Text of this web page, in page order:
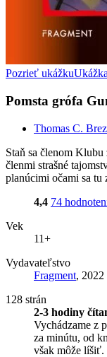
Pozrieť ukážkuUkážka
Pomsta grófa
Thomas C.
Staň sa členom
členmi strašné
planúcimi očami sa tu
4,4 74
Vek
11+
Vydavateľstvo
Fragment, 2022
128 strán
2-3 hodiny
Vychádzame z
za minútu, od
však môže líšiť.